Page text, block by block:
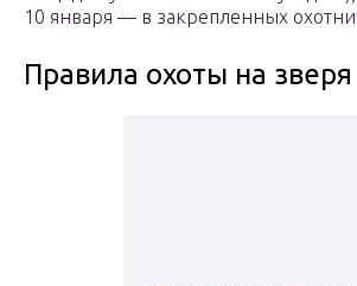
10 января — в закрепленных
Правила охоты на зверя